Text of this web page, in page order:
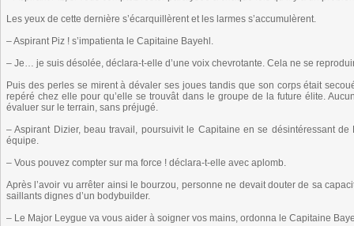
Les yeux de cette dernière s’écarquillèrent et les larmes s’accumulèrent.
– Aspirant Piz ! s’impatienta le Capitaine Bayehl.
– Je… je suis désolée, déclara-t-elle d’une voix chevrotante. Cela ne se
Puis des perles se mirent à dévaler ses joues tandis que son corps était
repéré chez elle pour qu’elle se trouvât dans le groupe de la future élite.
évaluer sur le terrain, sans préjugé.
– Aspirant Dizier, beau travail, poursuivit le Capitaine en se désintéressant
équipe.
– Vous pouvez compter sur ma force ! déclara-t-elle avec aplomb.
Après l’avoir vu arrêter ainsi le bourzou, personne ne devait douter de sa
saillants dignes d’un bodybuilder.
– Le Major Leygue va vous aider à soigner vos mains, ordonna le Capitaine